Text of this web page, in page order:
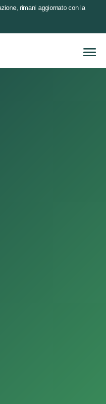
rimani aggiornato con la